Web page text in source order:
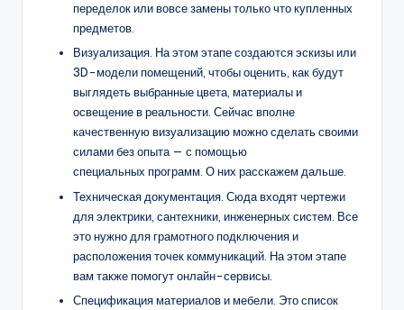
переделок или вовсе замены только что купленных
предметов.
Визуализация. На этом этапе создаются эскизы или
3D-модели помещений, чтобы оценить, как будут
выглядеть выбранные цвета, материалы и
освещение в реальности. Сейчас вполне
качественную визуализацию можно сделать своими
силами без опыта — с помощью
специальных программ. О них расскажем дальше.
Техническая документация. Сюда входят чертежи
для электрики, сантехники, инженерных систем. Все
это нужно для грамотного подключения и
расположения точек коммуникаций. На этом этапе
вам также помогут онлайн-сервисы.
Спецификация материалов и мебели. Это список